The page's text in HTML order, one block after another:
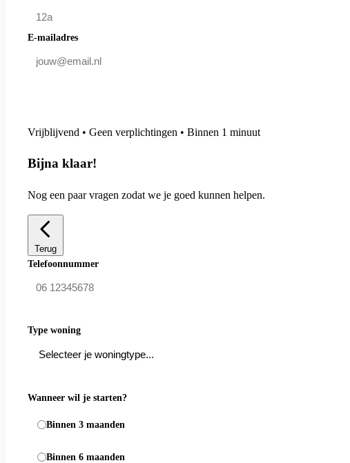
E-mailadres
Vrijblijvend • Geen verplichtingen • Binnen 1 minuut
Bijna klaar!
Nog een paar vragen zodat we je goed kunnen helpen.
Terug
Telefoonnummer
Type woning
Wanneer wil je starten?
Binnen 3 maanden
Binnen 6 maanden